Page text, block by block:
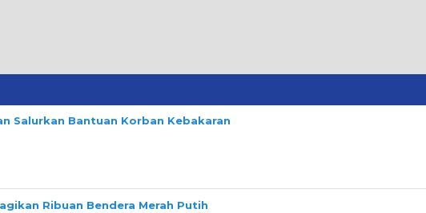
Salurkan Bantuan Korban Kebakaran
Ribuan Bendera Merah Putih